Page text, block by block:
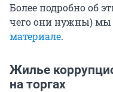
Более подробно об
чего они нужны) мы
материале.
Жилье
на торгах